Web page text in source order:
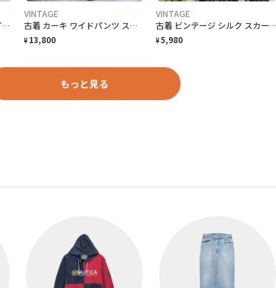
古着 Queen バンT プリントTシャツ Tシャツ 半袖Tシャフェード
VINTAGE
古着 カーキ ワイドパンツ スラックス タックパンツ 緑 グリーン
¥ 13,800
VINTAGE
古着 ビンテージ シルク スカーフ バンダナ ペイズリー柄 ベージュ
¥5,980
もっと見る